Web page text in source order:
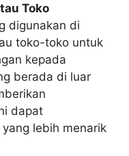
Toko
digunakan di
toko-toko untuk
kepada
berada di luar
dapat
lebih menarik